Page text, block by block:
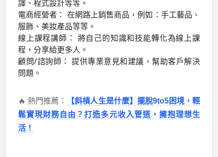
譯、程式設計等等。
電商經營者： 在網路上銷售商品，例如：手工藝品、
服飾、美妝產品等等。
線上課程講師： 將自己的知識和技能轉化為線上課
程，分享給更多人。
顧問/諮詢師： 提供專業意見和建議，幫助客戶解決
問題。
🔥 熱門推薦：
【斜槓人生是什麼】擺脫9to5困境，輕
鬆實現財務自由？打造多元收入管道，擁抱理想生
活！